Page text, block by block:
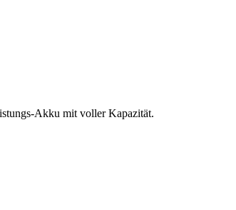
Akku mit voller Kapazität.